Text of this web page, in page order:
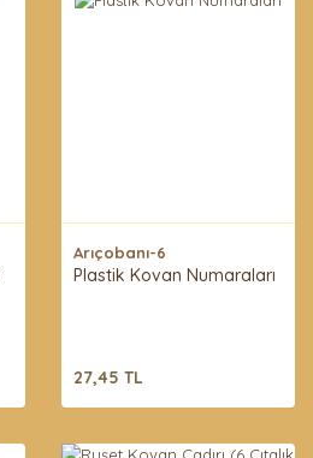
Arıçobanı-6
Plastik Kovan Numaraları
27,45 TL